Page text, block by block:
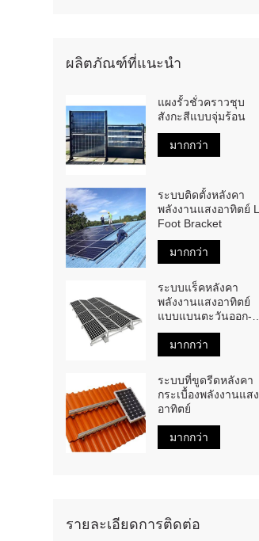
ผลิตภัณฑ์ที่แนะนำ
แผงรั้วชั่วคราวชุบ
สังกะสีแบบจุ่มร้อน
มากกว่า
ระบบติดตั้งหลังคา
พลังงานแสงอาทิตย์ L
Foot Bracket
มากกว่า
ระบบแร็คหลังคา
พลังงานแสงอาทิตย์
แบบแบนตะวันออก-
ตะวันตก
มากกว่า
ระบบที่ขูดรีดหลังคา
กระเบื้องพลังงานแสง
อาทิตย์
มากกว่า
รายละเอียดการติดต่อ